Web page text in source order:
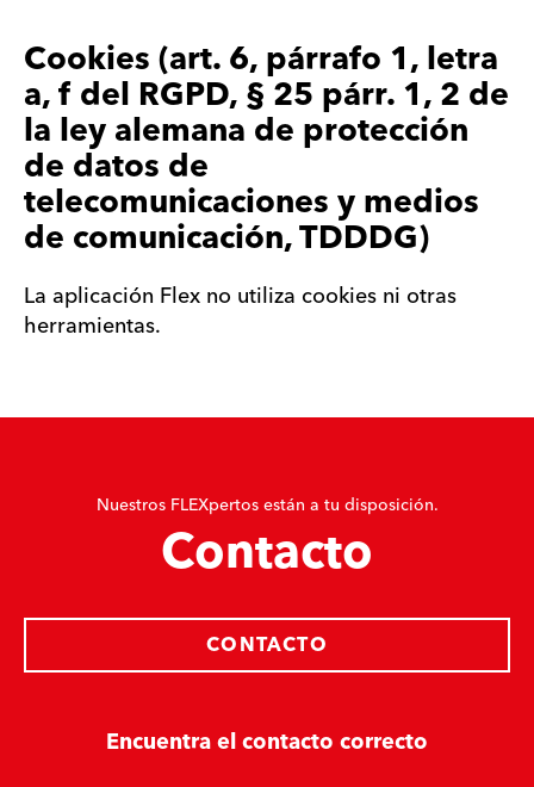
Cookies (art. 6, párrafo 1, letra
a, f del RGPD, § 25 párr. 1, 2 de
la ley alemana de protección
de datos de
telecomunicaciones y medios
de comunicación, TDDDG)
La aplicación Flex no utiliza cookies ni otras
herramientas.
Nuestros FLEXpertos están a tu disposición.
Contacto
Encuentra el contacto correcto
CONTACTO